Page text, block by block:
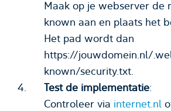
Maak op je webserver de
known aan en plaats het
Het pad wordt dan
https://jouwdomein.nl/
known/security.txt.
Test de implementatie:
Controleer via internet.nl